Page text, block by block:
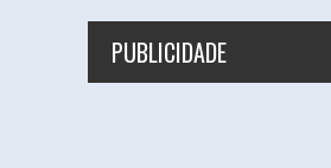
PUBLICIDADE